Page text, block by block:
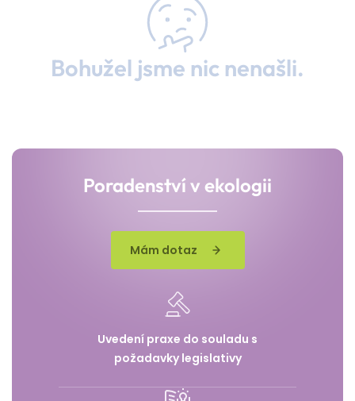
Bohužel jsme nic nenašli.
Poradenství v ekologii
Mám dotaz
Uvedení praxe do souladu s
požadavky legislativy